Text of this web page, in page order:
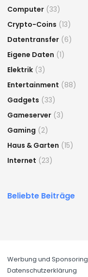
Computer (33)
Crypto-Coins (13)
Datentransfer (6)
Eigene Daten (1)
Elektrik (3)
Entertainment (88)
Gadgets (33)
Gameserver (3)
Gaming (2)
Haus & Garten (15)
Internet (23)
Beliebte Beiträge
Werbung und Sponsoring
Datenschutzerklärung